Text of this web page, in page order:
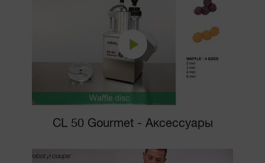
CL 50 Gourmet - Аксессуары